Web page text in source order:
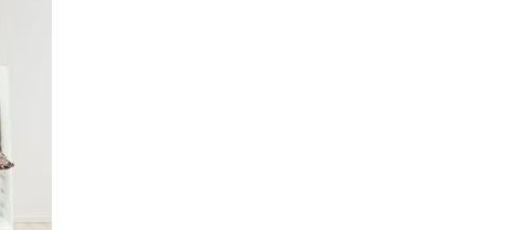
options
peuvent
être